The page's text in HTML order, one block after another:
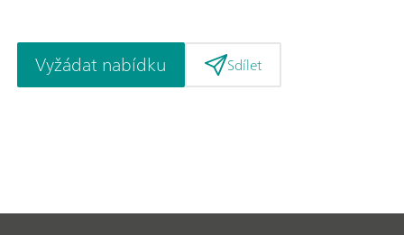
Vyžádat nabídku Sdílet